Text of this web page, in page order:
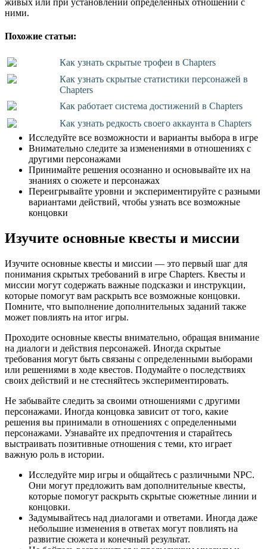
живых или при установлении определенных отношений с
ними.
Похожие статьи:
Как узнать скрытые трофеи в Chapters
Как узнать скрытые статистики персонажей в
Chapters
Как работает система достижений в Chapters
Как узнать редкость своего аккаунта в Chapters
Исследуйте все возможности и варианты выбора в игре
Внимательно следите за изменениями в отношениях с
другими персонажами
Принимайте решения осознанно и основывайте их на
знаниях о сюжете и персонажах
Переигрывайте уровни и экспериментируйте с разными
вариантами действий, чтобы узнать все возможные
концовки
Изучите основные квесты и миссии
Изучите основные квесты и миссии — это первый шаг для
понимания скрытых требований в игре Chapters. Квесты и
миссии могут содержать важные подсказки и инструкции,
которые помогут вам раскрыть все возможные концовки.
Помните, что выполнение дополнительных заданий также
может повлиять на итог игры.
Проходите основные квесты внимательно, обращая внимание
на диалоги и действия персонажей. Иногда скрытые
требования могут быть связаны с определенными выборами
или решениями в ходе квестов. Подумайте о последствиях
своих действий и не стесняйтесь экспериментировать.
Не забывайте следить за своими отношениями с другими
персонажами. Иногда концовка зависит от того, какие
решения вы принимали в отношениях с определенными
персонажами. Узнавайте их предпочтения и старайтесь
выстраивать позитивные отношения с теми, кто играет
важную роль в истории.
Исследуйте мир игры и общайтесь с различными NPC.
Они могут предложить вам дополнительные квесты,
которые помогут раскрыть скрытые сюжетные линии и
концовки.
Задумывайтесь над диалогами и ответами. Иногда даже
небольшие изменения в ответах могут повлиять на
развитие сюжета и конечный результат.